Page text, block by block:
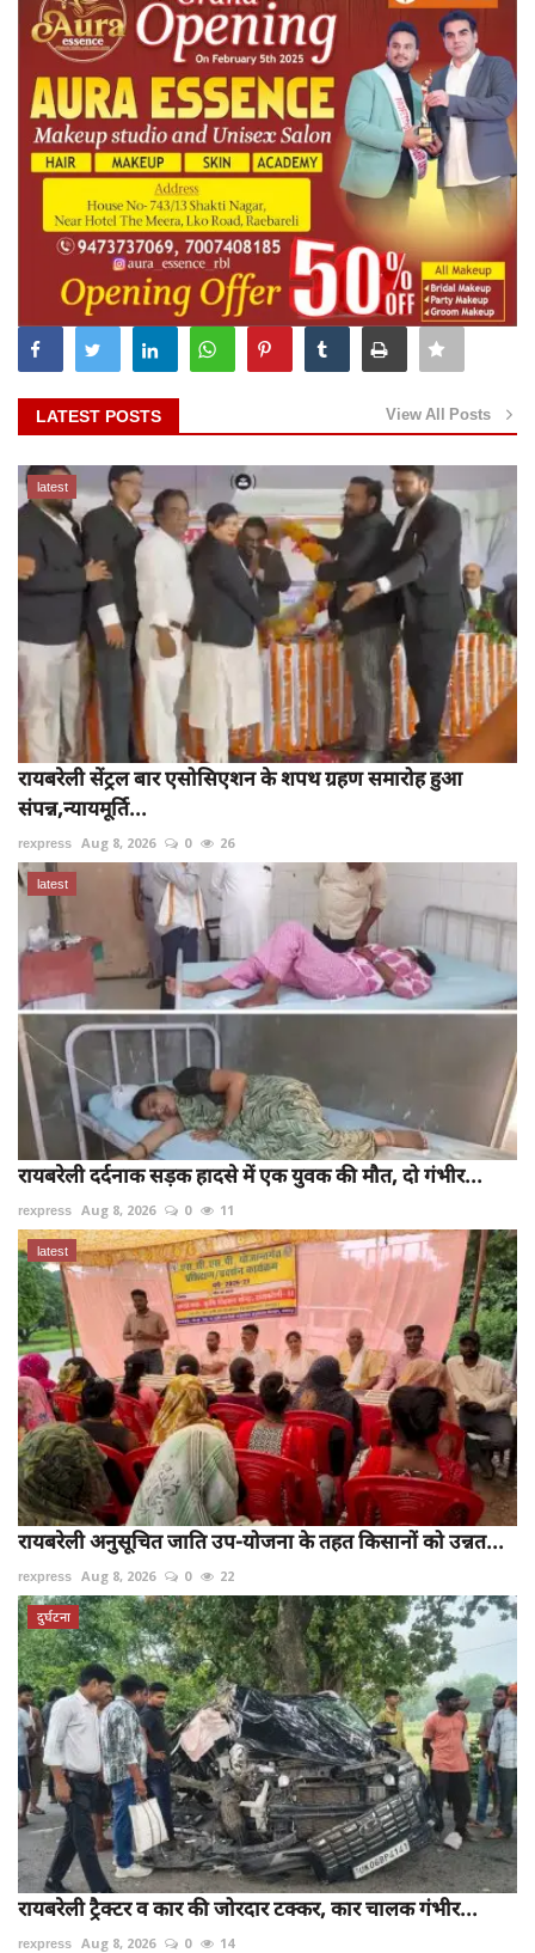
LATEST POSTS View All Posts
latest
रायबरेली सेंट्रल बार एसोसिएशन के शपथ ग्रहण समारोह हुआ
संपन्न,न्यायमूर्ति...
rexpress Aug 8, 2026 0 26
latest
रायबरेली दर्दनाक सड़क हादसे में एक युवक की मौत, दो गंभीर...
rexpress Aug 8, 2026 0 11
latest
रायबरेली अनुसूचित जाति उप-योजना के तहत किसानों को उन्नत...
rexpress Aug 8, 2026 0 22
दुर्घटना
रायबरेली ट्रैक्टर व कार की जोरदार टक्कर, कार चालक गंभीर...
rexpress Aug 8, 2026 0 14